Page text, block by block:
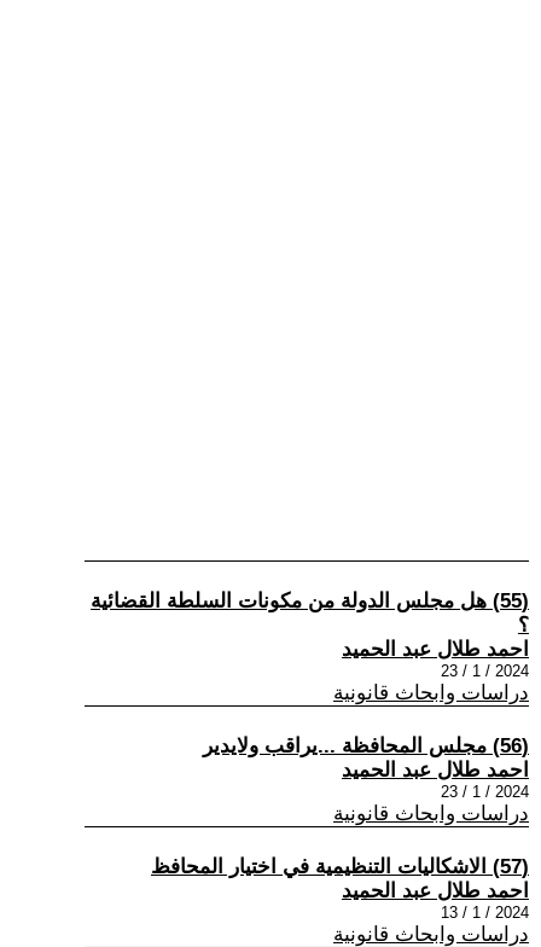
(55) هل مجلس الدولة من مكونات السلطة القضائية
؟
احمد طلال عبد الحميد
2024 / 1 / 23
دراسات وابحاث قانونية
(56) مجلس المحافظة ...يراقب ولايدير
احمد طلال عبد الحميد
2024 / 1 / 23
دراسات وابحاث قانونية
(57) الاشكاليات التنظيمية في اختيار المحافظ
احمد طلال عبد الحميد
2024 / 1 / 13
دراسات وابحاث قانونية